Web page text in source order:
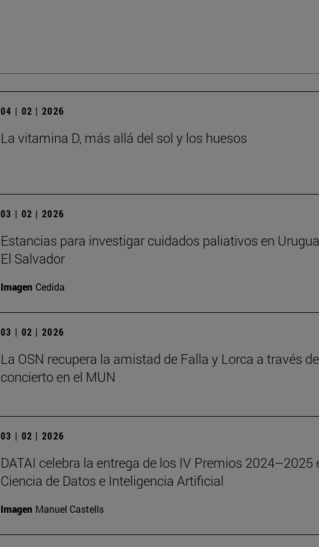
04 | 02 | 2026
La vitamina D, más allá del sol y los huesos
03 | 02 | 2026
Estancias para investigar cuidados paliativos en
El Salvador
Imagen Cedida
03 | 02 | 2026
La OSN recupera la amistad de Falla y Lorca a través
concierto en el MUN
03 | 02 | 2026
DATAI celebra la entrega de los IV Premios 2024–2025
Ciencia de Datos e Inteligencia Artificial
Imagen Manuel Castells